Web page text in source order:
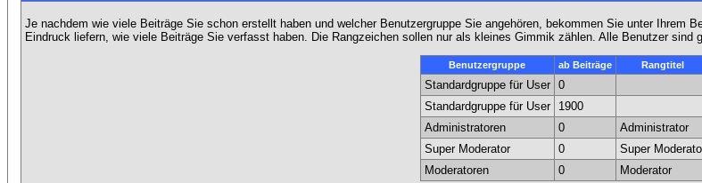
Je nachdem wie viele Beiträge Sie schon erstellt haben und welcher Benutzergruppe Sie angehören, bekommen Sie unter Ihrem
Eindruck liefern, wie viele Beiträge Sie verfasst haben. Die Rangzeichen sollen nur als kleines Gimmik zählen. Alle Benutzer
Benutzergruppe ab Beiträge Rangtitel
Standardgruppe für User
0
Standardgruppe für User
1900
Administratoren
0
Administrator
Super Moderator
0
Super
Moderatoren
0 Moderator